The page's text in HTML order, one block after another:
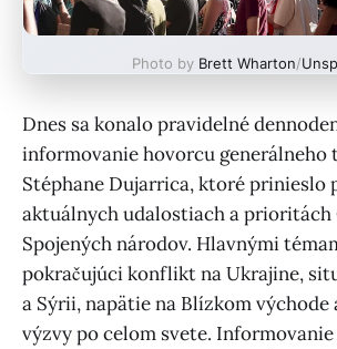
Photo by Brett Wharton/
Dnes sa konalo pravidelné
informovanie hovorcu generálneho
Stéphane Dujarrica, ktoré prinieslo
aktuálnych udalostiach a prioritách
Spojených národov. Hlavnými
pokračujúci konflikt na Ukrajine,
a Sýrii, napätie na Blízkom východe
výzvy po celom svete.